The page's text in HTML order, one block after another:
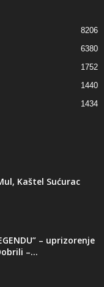
8206
6380
1752
1440
1434
Kaštel Sućurac
– uprizorenje
–...